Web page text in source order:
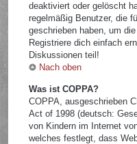
deaktiviert oder gelöscht
regelmäßig Benutzer, die
geschrieben haben, um
Registriere dich einfach
Diskussionen teil!
Nach oben
Was ist COPPA?
COPPA, ausgeschrieben
Act of 1998 (deutsch:
von Kindern im Internet
welches festlegt, dass